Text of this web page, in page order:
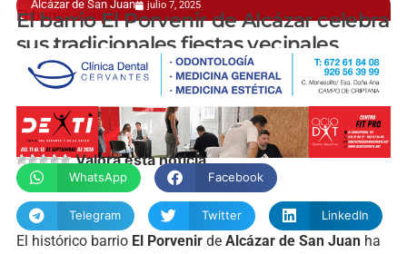
Alcázar de San Juan julio 7, 2025
El barrio cumple 36 años
El barrio El Porvenir de Alcázar celebra
sus tradicionales fiestas vecinales
manchainformacion.com
Valora esta noticia
WhatsApp Facebook
Telegram Twitter LinkedIn
El histórico barrio El Porvenirde Alcázar de San Juanha